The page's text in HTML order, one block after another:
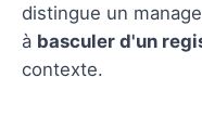
distingue un
à basculer d'un
contexte.